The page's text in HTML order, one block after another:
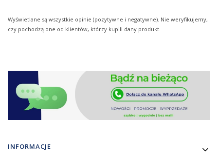
Wyświetlane są wszystkie opinie (pozytywne i negatywne). Nie weryfikujemy,
czy pochodzą one od klientów, którzy kupili dany produkt.
Linki w stopce
INFORMACJE